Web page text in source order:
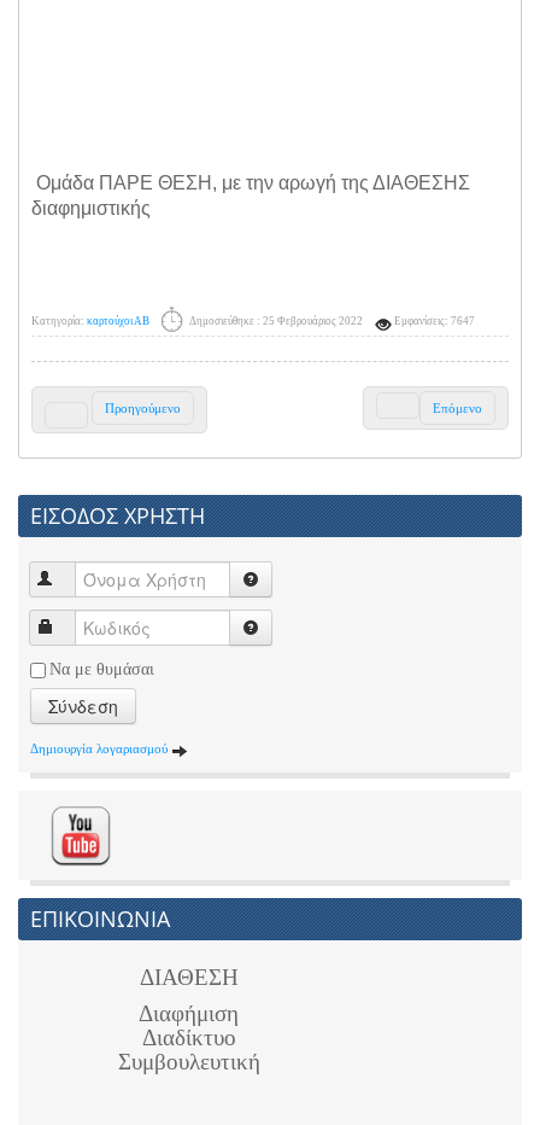
Ομάδα ΠΑΡΕ ΘΕΣΗ, με την αρωγή της ΔΙΑΘΕΣΗΣ
διαφημιστικής
Κατηγορία: καρτούχοι ΑΒ Δημοσιεύθηκε : 25 Φεβρουάριος 2022 Εμφανίσεις: 7647
Προηγούμενο Επόμενο
ΕΙΣΟΔΟΣ ΧΡΗΣΤΗ
Να με θυμάσαι
Σύνδεση
Δημιουργία λογαριασμού
ΕΠΙΚΟΙΝΩΝΙΑ
ΔΙΑΘΕΣΗ
Διαφήμιση
Διαδίκτυο
Συμβουλευτική